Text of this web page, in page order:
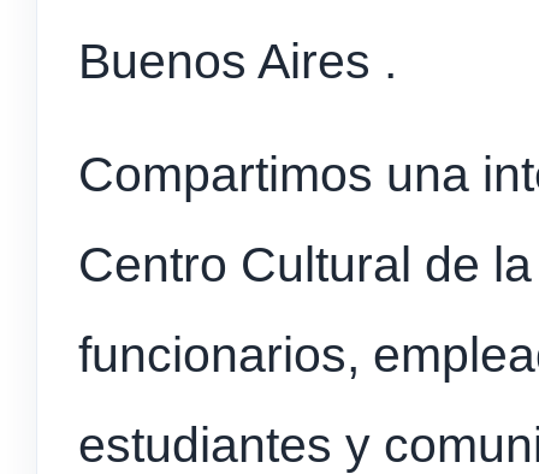
Buenos Aires .
Compartimos una
Centro Cultural de
funcionarios,
estudiantes y